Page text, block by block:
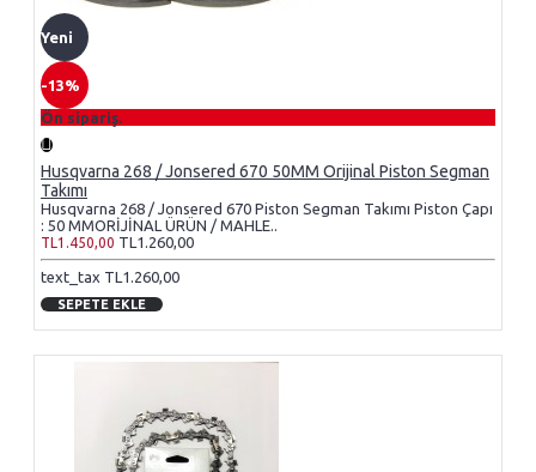
Yeni
-13%
Ön sipariş.
Husqvarna 268 / Jonsered 670 50MM Orijinal Piston Segman
Takımı
Husqvarna 268 / Jonsered 670 Piston Segman Takımı Piston Çapı
: 50 MMORİJİNAL ÜRÜN / MAHLE..
TL1.450,00 TL1.260,00
text_tax TL1.260,00
SEPETE EKLE